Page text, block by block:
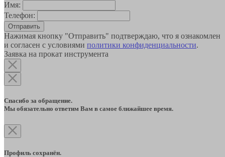
Имя:
Телефон:
Отправить
Нажимая кнопку "Отправить" подтверждаю, что я ознакомлен
и согласен с условиями политики конфиденциальности.
Заявка на прокат инструмента
Спасибо за обращение.
Мы обязательно ответим Вам в самое ближайшее время.
Профиль сохранён.